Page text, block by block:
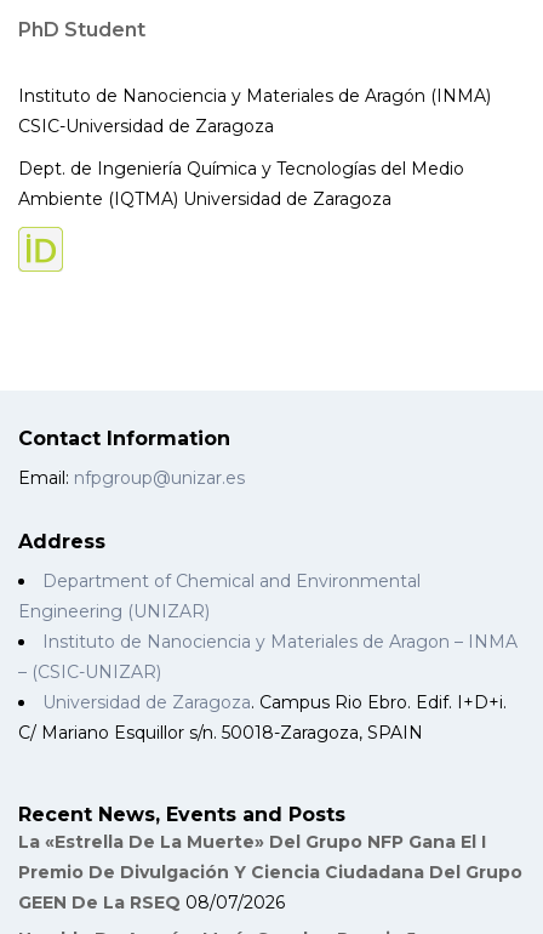
PhD Student
Instituto de Nanociencia y Materiales de Aragón (INMA)
CSIC-Universidad de Zaragoza
Dept. de Ingeniería Química y Tecnologías del Medio
Ambiente (IQTMA) Universidad de Zaragoza
Contact Information
Email: nfpgroup@unizar.es
Address
Department of Chemical and Environmental
Engineering (UNIZAR)
Instituto de Nanociencia y Materiales de Aragon – INMA
– (CSIC-UNIZAR)
Universidad de Zaragoza. Campus Rio Ebro. Edif. I+D+i.
C/ Mariano Esquillor s/n. 50018-Zaragoza, SPAIN
Recent News, Events and Posts
La «Estrella De La Muerte» Del Grupo NFP Gana El I
Premio De Divulgación Y Ciencia Ciudadana Del Grupo
GEEN De La RSEQ 08/07/2026